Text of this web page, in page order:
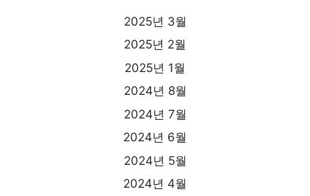
2025년 3월
2025년 2월
2025년 1월
2024년 8월
2024년 7월
2024년 6월
2024년 5월
2024년 4월